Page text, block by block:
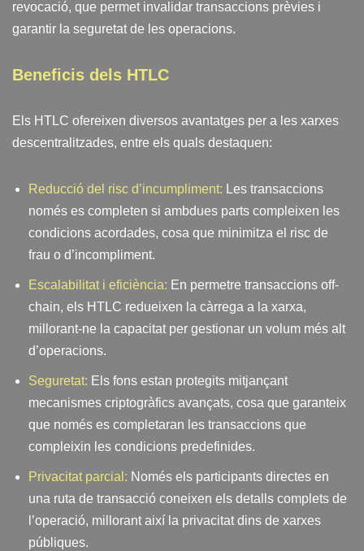
revocació, que permet invalidar transaccions prèvies i
garantir la seguretat de les operacions.
Beneficis dels HTLC
Els HTLC ofereixen diversos avantatges per a les xarxes
descentralitzades, entre els quals destaquen:
Reducció del risc d’incumpliment: Les transaccions
només es completen si ambdues parts compleixen les
condicions acordades, cosa que minimitza el risc de
frau o d’incompliment.
Escalabilitat i eficiència: En permetre transaccions off-
chain, els HTLC redueixen la càrrega a la xarxa,
millorant-ne la capacitat per gestionar un volum més alt
d’operacions.
Seguretat: Els fons estan protegits mitjançant
mecanismes criptogràfics avançats, cosa que garanteix
que només es completaran les transaccions que
compleixin les condicions predefinides.
Privacitat parcial: Només els participants directes en
una ruta de transacció coneixen els detalls complets de
l’operació, millorant així la privacitat dins de xarxes
públiques.